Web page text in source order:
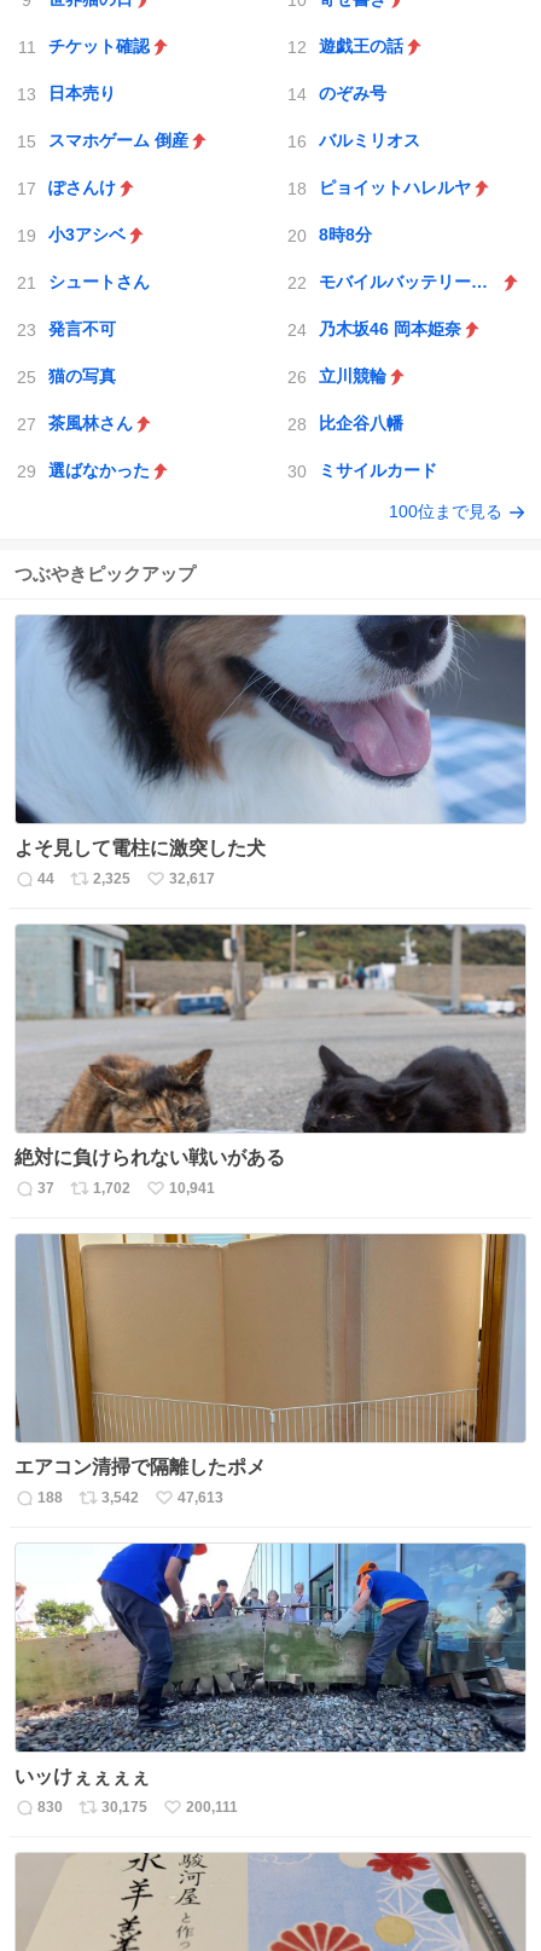
チケット確認 遊戯王の話
日本売り のぞみ号
スマホゲーム 倒産 バルミリオス
ぽさんけ ピョイットハレルヤ
小3アシベ 8時8分
シュートさん モバイルバッテリー発火
発言不可 乃木坂46 岡本姫奈
猫の写真 立川競輪
茶風林さん 比企谷八幡
選ばなかった ミサイルカード
100位まで見る
つぶやきピックアップ
よそ見して電柱に激突した犬
返
数
44
リ
ス
ト
数
2,325
い
ね
数
32,617
絶対に負けられない戦いがある
返
37
リ
ス
ト
数
1,702
い
ね
10,941
エアコン清掃で隔離したポメ
返
188
リ
数
3,542
い
ね
数
47,613
いッけぇぇぇぇ
返
830
リ
30,175
い
ね
数
200,111